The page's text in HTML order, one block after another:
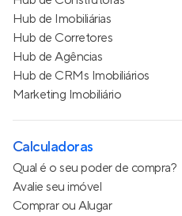
Hub de Imobiliárias
Hub de Corretores
Hub de Agências
Hub de CRMs Imobiliários
Marketing Imobiliário
Calculadoras
Qual é o seu poder de compra?
Avalie seu imóvel
Comprar ou Alugar